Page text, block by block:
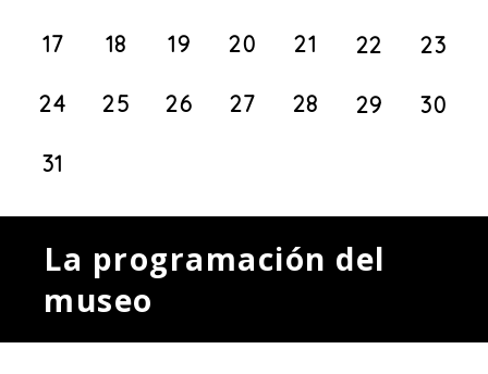
17 18 19 20 21 22 23
24 25 26 27 28 29 30
31
La programación del
museo